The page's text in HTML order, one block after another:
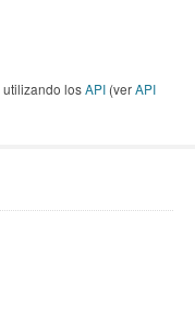
utilizando losAPI (verAPI